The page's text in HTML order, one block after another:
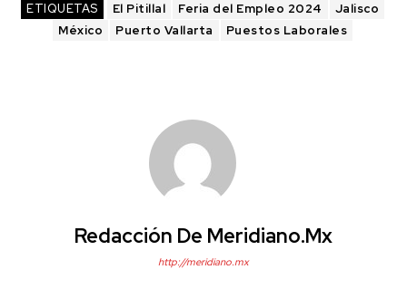
ETIQUETAS El Pitillal Feria del Empleo 2024
Jalisco
México
Puerto Vallarta Puestos Laborales
Redacción De Meridiano.mx
http://meridiano.mx